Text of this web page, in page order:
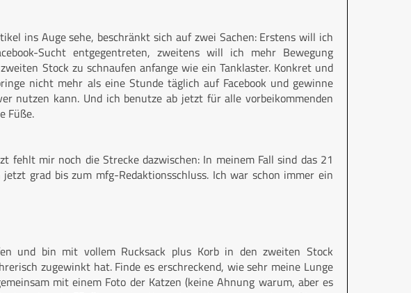
ins Auge sehe, beschränkt sich auf zwei Sachen: Erstens will ich
Sucht entgegentreten, zweitens will ich mehr Bewegung
Stock zu schnaufen anfange wie ein Tanklaster. Konkret und
nicht mehr als eine Stunde täglich auf Facebook und gewinne
nutzen kann. Und ich benutze ab jetzt für alle vorbeikommenden
Füße.
fehlt mir noch die Strecke dazwischen: In meinem Fall sind das 21
grad bis zum mfg-Redaktionsschluss. Ich war schon immer ein
und bin mit vollem Rucksack plus Korb in den zweiten Stock
zugewinkt hat. Finde es erschreckend, wie sehr meine Lunge
mit einem Foto der Katzen (keine Ahnung warum, aber es